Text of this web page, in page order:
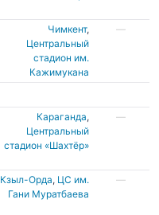
Чимкент,
Центральный
стадион им.
Кажимукана
—
Караганда,
Центральный
стадион «Шахтёр»
—
Кзыл-Орда, ЦC им.
Гани Муратбаева
—